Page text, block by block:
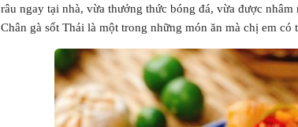
râu ngay tại nhà, vừa thưởng thức bóng đá, vừa được
Chân gà sốt Thái là một trong những món ăn mà chị em có